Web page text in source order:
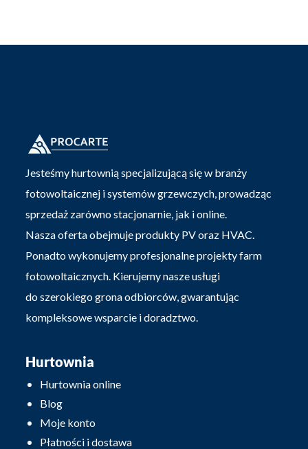
Jesteśmy hurtownią specjalizującą się w branży
fotowoltaicznej i systemów grzewczych, prowadząc
sprzedaż zarówno stacjonarnie, jak i online.
Nasza oferta obejmuje produkty PV oraz HVAC.
Ponadto wykonujemy profesjonalne projekty farm
fotowoltaicznych. Kierujemy nasze usługi
do szerokiego grona odbiorców, gwarantując
kompleksowe wsparcie i doradztwo.
Hurtownia
Hurtownia online
Blog
Moje konto
Płatności i dostawa